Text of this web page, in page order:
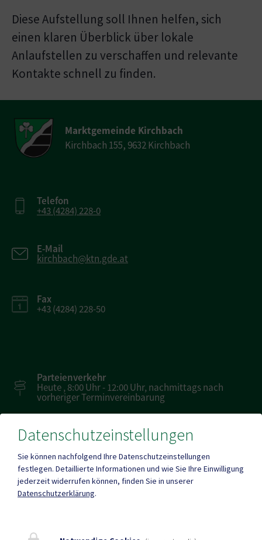
Diese Aufstellung soll Ihnen helfen, sich
einen klaren Überblick über lokale
Anlaufstellen zu verschaffen und relevante
Kontakte schnell zu finden.
Marktgemeinde Kirchbach
Kirchbach 155, 9632 Kirchbach
Telefon
+43 (4284) 228-0
E-Mail
kirchbach@ktn.gde.at
Fax
+43 (4284) 228-50
Parteienverkehr
Heute , 8:00 Uhr - 12:00 Uhr, nachmittags nach
vorheriger Terminvereinbarung
Amtsstunden
Heute , 07:30 - 12:00 , 12:00 - 16:00
Mehr
Quicklinks
Datenschutzeinstellungen
Sie können nachfolgend Ihre Datenschutzeinstellungen
festlegen. Detaillierte Informationen und wie Sie Ihre Einwilligung
jederzeit widerrufen können, finden Sie in unserer
Datenschutzerklärung.